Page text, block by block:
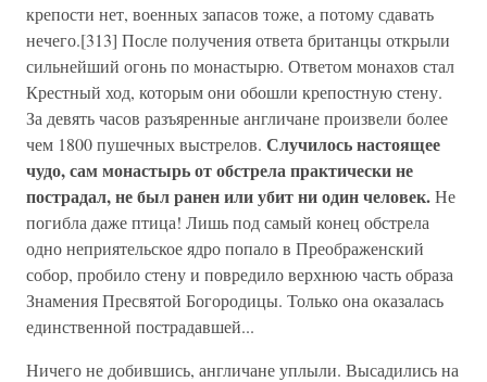
крепости нет, военных запасов тоже, а потому сдавать
нечего.[313] После получения ответа британцы открыли
сильнейший огонь по монастырю. Ответом монахов стал
Крестный ход, которым они обошли крепостную стену.
За девять часов разъяренные англичане произвели более
чем 1800 пушечных выстрелов. Случилось настоящее
чудо, сам монастырь от обстрела практически не
пострадал, не был ранен или убит ни один человек.Не
погибла даже птица! Лишь под самый конец обстрела
одно неприятельское ядро попало в Преображенский
собор, пробило стену и повредило верхнюю часть образа
Знамения Пресвятой Богородицы. Только она оказалась
единственной пострадавшей...
Ничего не добившись, англичане уплыли. Высадились на